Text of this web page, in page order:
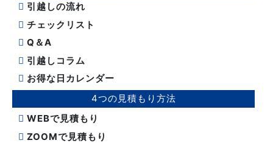
引越しの流れ
チェックリスト
Q＆A
引越しコラム
お得な日カレンダー
4つの見積もり方法
WEBで見積もり
ZOOMで見積もり